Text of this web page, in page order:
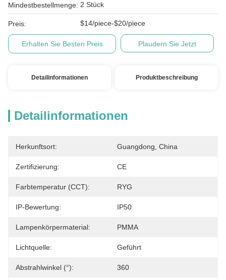
Mindestbestellmenge: 2 Stück
Preis: $14/piece-$20/piece
Erhalten Sie Besten Preis Plaudern Sie Jetzt
Detailinformationen Produktbeschreibung
Detailinformationen
Herkunftsort: Guangdong, China
Zertifizierung: CE
Farbtemperatur (CCT): RYG
IP-Bewertung: IP50
Lampenkörpermaterial: PMMA
Lichtquelle: Geführt
Abstrahlwinkel (°): 360